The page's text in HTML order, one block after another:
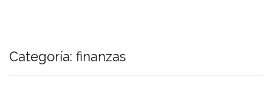
Categoría: finanzas